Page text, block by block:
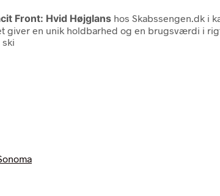
Front: Hvid Højglans hos Skabssengen.dk i
giver en unik holdbarhed og en brugsværdi i
ski